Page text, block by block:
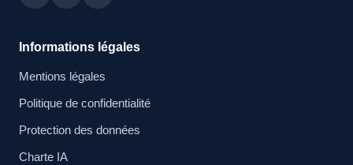
Informations légales
Mentions légales
Politique de confidentialité
Protection des données
Charte IA